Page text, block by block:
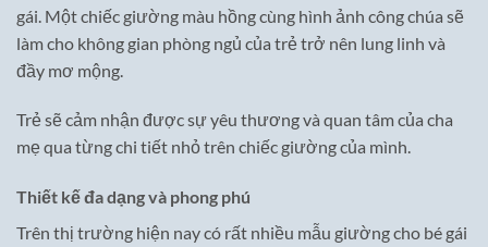
gái. Một chiếc giường màu hồng cùng hình ảnh công chúa sẽ
làm cho không gian phòng ngủ của trẻ trở nên lung linh và
đầy mơ mộng.
Trẻ sẽ cảm nhận được sự yêu thương và quan tâm của cha
mẹ qua từng chi tiết nhỏ trên chiếc giường của mình.
Thiết kế đa dạng và phong phú
Trên thị trường hiện nay có rất nhiều mẫu giường cho bé gái